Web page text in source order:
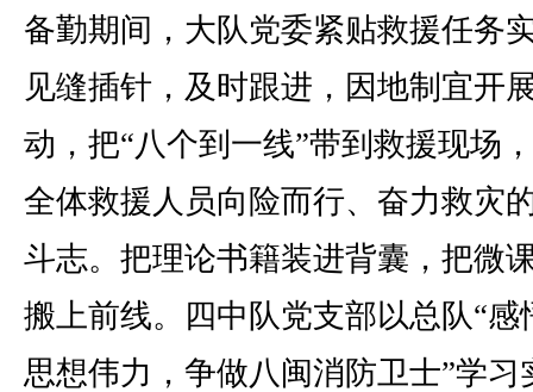
备勤期间，大队党委紧贴救援任务
见缝插针，及时跟进，因地制宜开
动，把“八个到一线”带到救援现场
全体救援人员向险而行、奋力救灾
斗志。把理论书籍装进背囊，把微
搬上前线。四中队党支部以总队“感
思想伟力，争做八闽消防卫士”学习